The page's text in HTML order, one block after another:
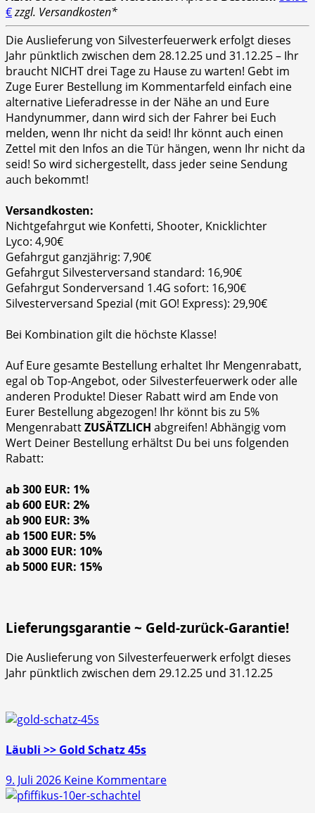
€zzgl. Versandkosten*
Die Auslieferung von Silvesterfeuerwerk erfolgt dieses
Jahr pünktlich zwischen dem 28.12.25 und 31.12.25 – Ihr
braucht NICHT drei Tage zu Hause zu warten! Gebt im
Zuge Eurer Bestellung im Kommentarfeld einfach eine
alternative Lieferadresse in der Nähe an und Eure
Handynummer, dann wird sich der Fahrer bei Euch
melden, wenn Ihr nicht da seid! Ihr könnt auch einen
Zettel mit den Infos an die Tür hängen, wenn Ihr nicht da
seid! So wird sichergestellt, dass jeder seine Sendung
auch bekommt!
Versandkosten:
Nichtgefahrgut wie Konfetti, Shooter, Knicklichter
Lyco: 4,90€
Gefahrgut ganzjährig: 7,90€
Gefahrgut Silvesterversand standard: 16,90€
Gefahrgut Sonderversand 1.4G sofort: 16,90€
Silvesterversand Spezial (mit GO! Express): 29,90€
Bei Kombination gilt die höchste Klasse!
Auf Eure gesamte Bestellung erhaltet Ihr Mengenrabatt,
egal ob Top-Angebot, oder Silvesterfeuerwerk oder alle
anderen Produkte! Dieser Rabatt wird am Ende von
Eurer Bestellung abgezogen! Ihr könnt bis zu 5%
MengenrabattZUSÄTZLICH abgreifen! Abhängig vom
Wert Deiner Bestellung erhältst Du bei uns folgenden
Rabatt:
ab 300 EUR: 1%
ab 600 EUR: 2%
ab 900 EUR: 3%
ab 1500 EUR: 5%
ab 3000 EUR: 10%
ab 5000 EUR: 15%
Lieferungsgarantie ~ Geld-zurück-Garantie!
Die Auslieferung von Silvesterfeuerwerk erfolgt dieses
Jahr pünktlich zwischen dem 29.12.25 und 31.12.25
Läubli >> Gold Schatz 45s
9. Juli 2026 Keine Kommentarezu